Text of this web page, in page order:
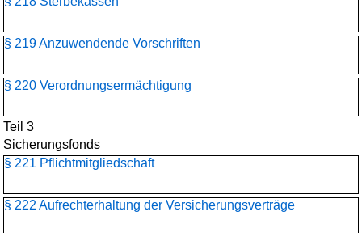
§ 219 Anzuwendende Vorschriften
§ 220 Verordnungsermächtigung
Teil 3
Sicherungsfonds
§ 221 Pflichtmitgliedschaft
§ 222 Aufrechterhaltung der Versicherungsverträge